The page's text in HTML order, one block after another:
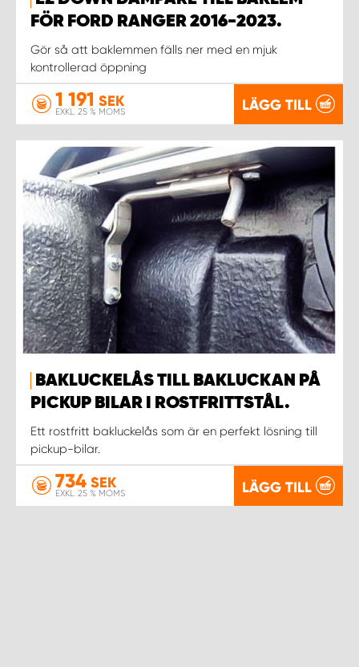
FÖR FORD RANGER 2016-2023.
Gör så att baklemmen fälls ner med en mjuk
kontrollerad öppning
1 191 SEK
EXKL. 25 % MOMS LÄGG TILL
BAKLUCKELÅS TILL BAKLUCKAN PÅ
PICKUP BILAR I ROSTFRITTSTÅL.
Ett rostfritt bakluckelås som är en perfekt lösning till
pickup-bilar.
734 SEK
EXKL. 25 % MOMS LÄGG TILL
WORK SYSTEM SKELLEFTEÅ
WORK SYSTEM STOCKHOLM NORR
WORK SYSTEM STOCKHOLM SYD
WORK SYSTEM SUNDSVALL
WORK SYSTEM TRESTAD
WORK SYSTEM UMEÅ
WORK SYSTEM UPPSALA
WORK SYSTEM VÄRNAMO